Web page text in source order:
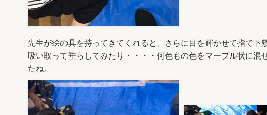
先生が絵の具を持ってきてくれると、さらに目を輝かせて指で
吸い取って垂らしてみたり・・・・何色もの色をマーブル状に
たね。